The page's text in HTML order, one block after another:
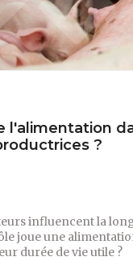
l'alimentation
?
influencent la
joue une
durée de vie utile ?